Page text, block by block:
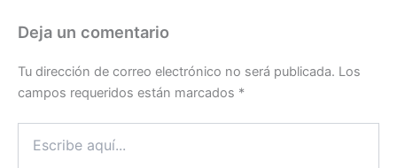
Deja un comentario
Tu dirección de correo electrónico no será publicada. Los
campos requeridos están marcados *
aquí...